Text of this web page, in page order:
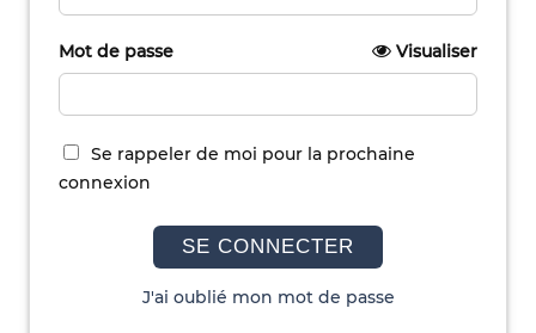
Mot de passe Visualiser
Se rappeler de moi pour la prochaine
connexion
SE CONNECTER
J'ai oublié mon mot de passe